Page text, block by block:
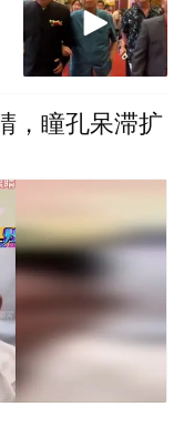
，瞳孔呆滞扩